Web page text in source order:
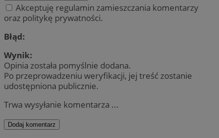
Akceptuję regulamin zamieszczania komentarzy
oraz politykę prywatności.
Błąd:
Wynik:
Opinia została pomyślnie dodana.
Po przeprowadzeniu weryfikacji, jej treść zostanie
udostępniona publicznie.
Trwa wysyłanie komentarza ...
Dodaj komentarz